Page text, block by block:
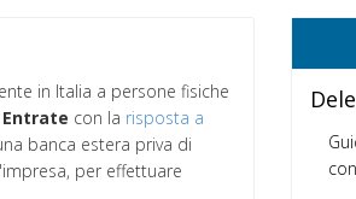
in Italia a persone fisiche
con la risposta a
banca estera priva di
per effettuare